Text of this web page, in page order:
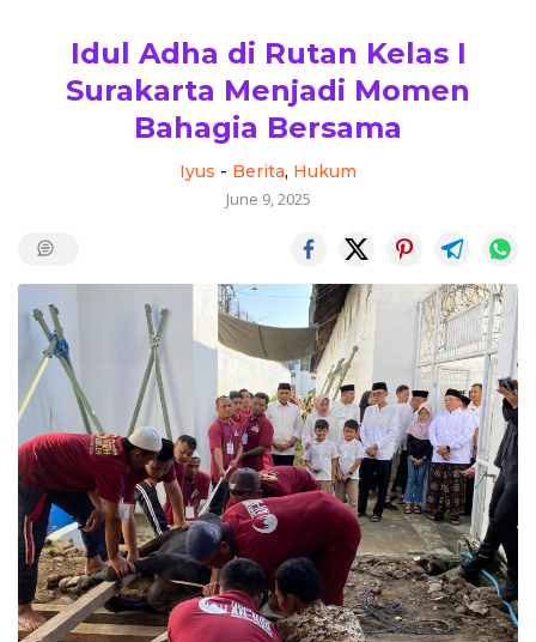
Idul Adha di Rutan Kelas I
Surakarta Menjadi Momen
Bahagia Bersama
Iyus - Berita, Hukum
June 9, 2025